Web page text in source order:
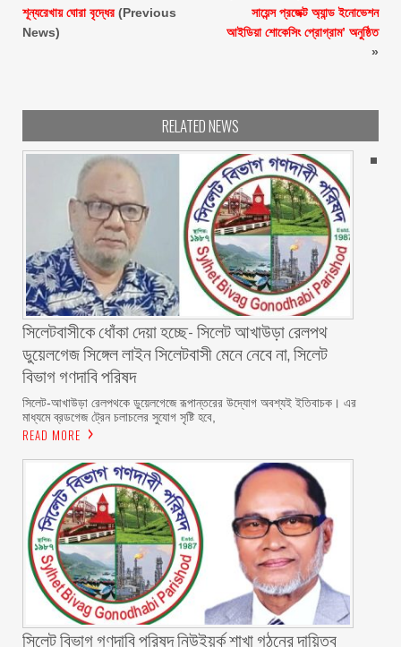
শূন্যরেখায় ঘোরা বৃদ্ধের(Previous
News)
সায়েন্স প্রজেক্ট অ্যান্ড ইনোভেশন
আইডিয়া শোকেসিং প্রোগ্রাম’ অনুষ্ঠিত
»
RELATED NEWS
‎সিলেটবাসীকে ধোঁকা দেয়া হচ্ছে- সিলেট আখাউড়া রেলপথ
ডুয়েলগেজ সিঙ্গেল লাইন সিলেটবাসী মেনে নেবে না, সিলেট
বিভাগ গণদাবি পরিষদ
‎​সিলেট-আখাউড়া রেলপথকে ডুয়েলগেজে রূপান্তরের উদ্যোগ অবশ্যই ইতিবাচক। এর
মাধ্যমে ব্রডগেজ ট্রেন চলাচলের সুযোগ সৃষ্টি হবে,
READ MORE
সিলেট বিভাগ গণদাবি পরিষদ নিউইয়র্ক শাখা গঠনের দায়িত্ব